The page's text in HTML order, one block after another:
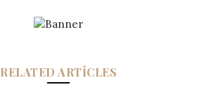
RELATED ARTICLES